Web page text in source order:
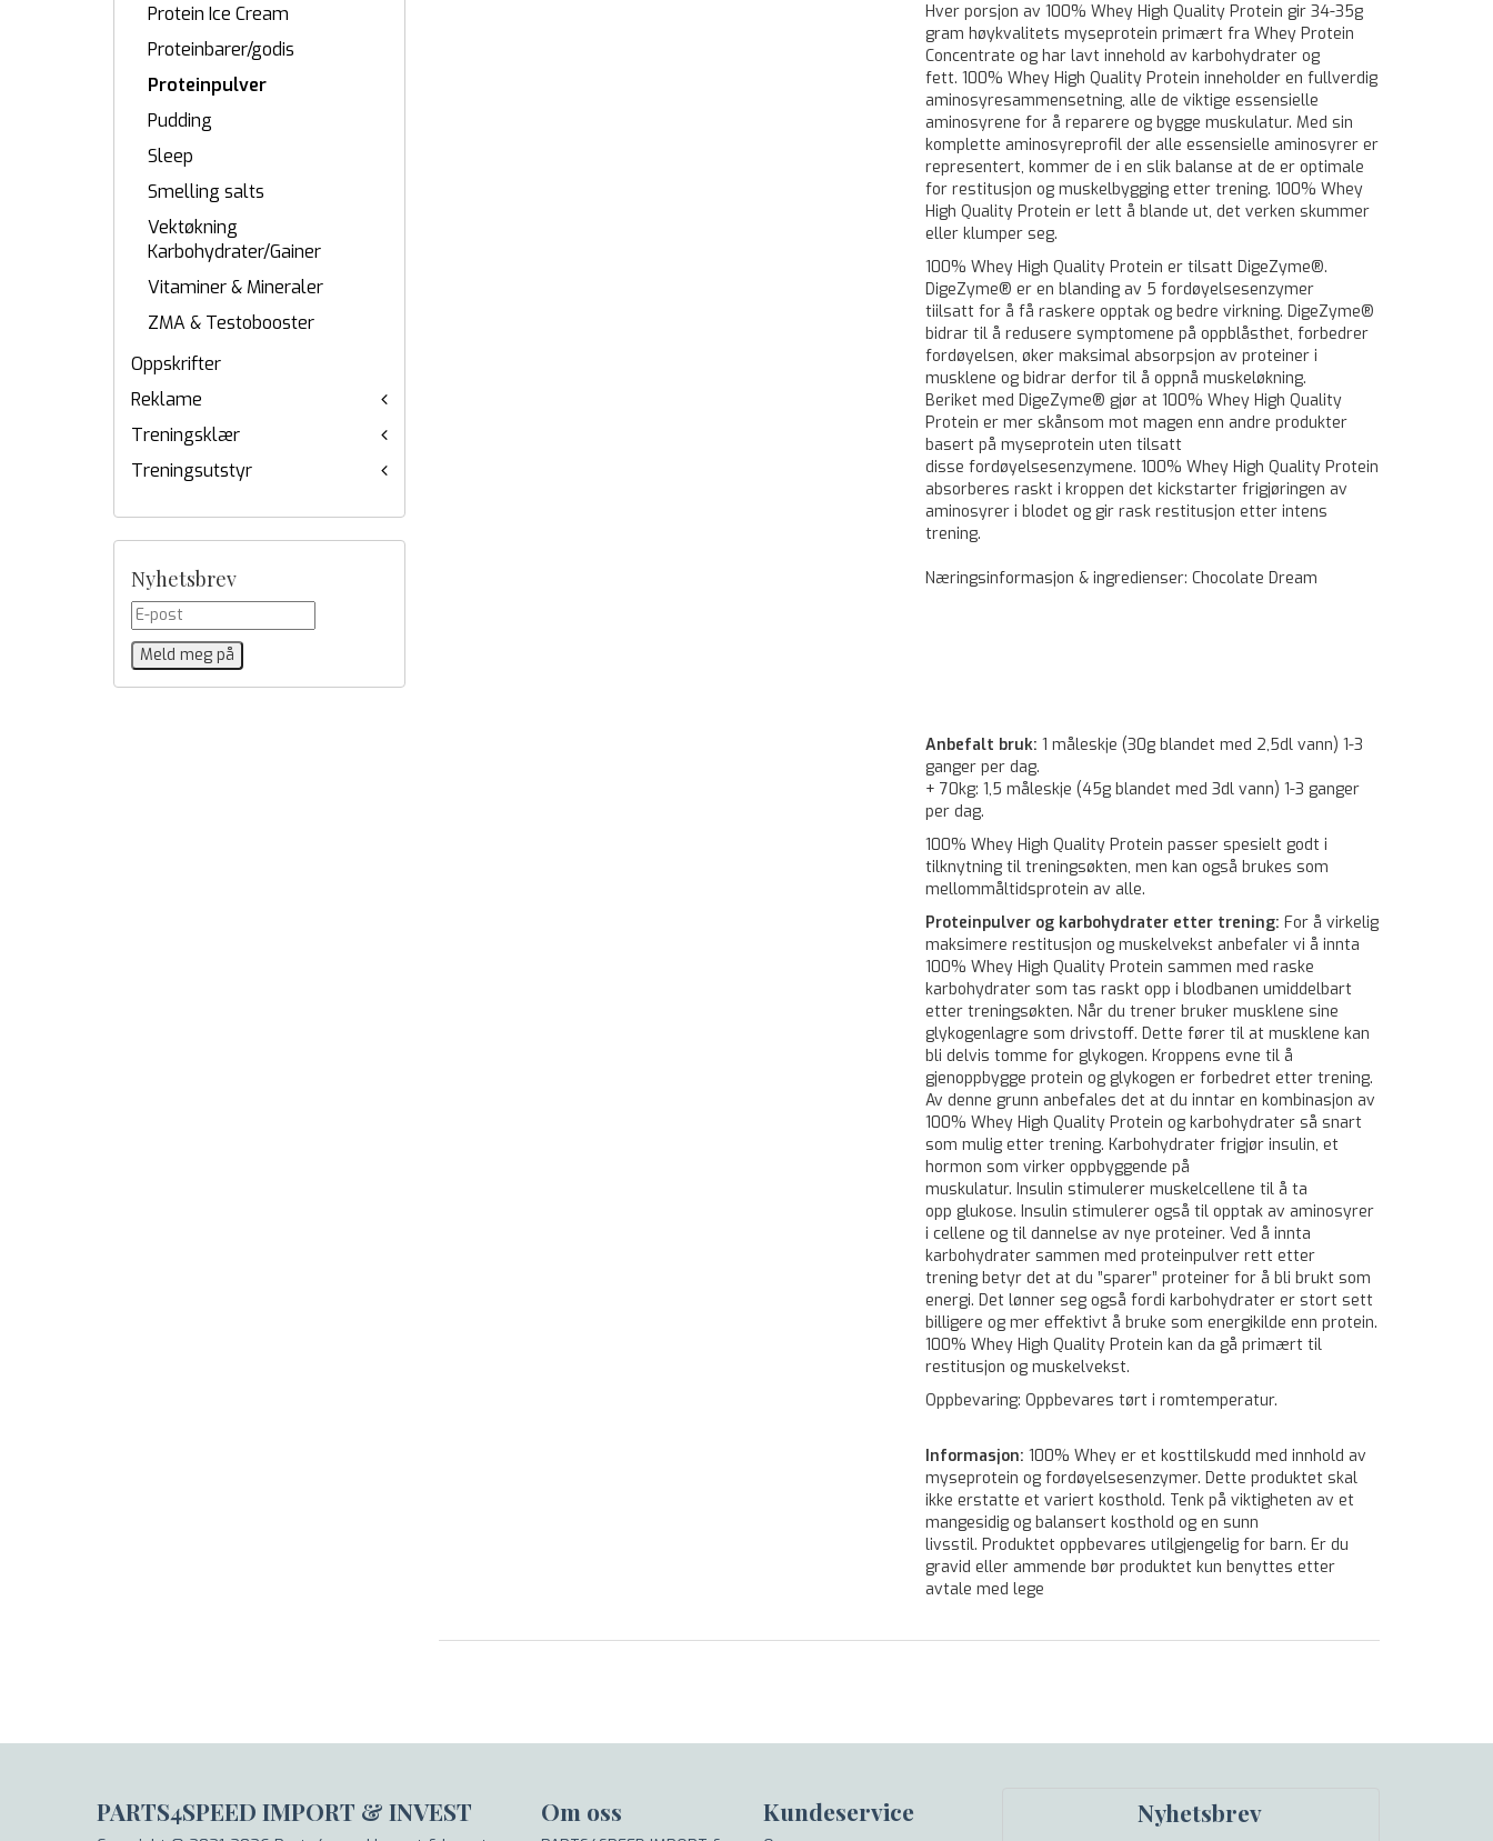
Protein Ice Cream
Proteinbarer/godis
Proteinpulver
Pudding
Sleep
Smelling salts
Vektøkning
Karbohydrater/Gainer
Vitaminer & Mineraler
ZMA & Testobooster
Oppskrifter
Reklame
Treningsklær
Treningsutstyr
Nyhetsbrev
Hver porsjon av 100% Whey High Quality Protein gir 34-35g
gram høykvalitets myseprotein primært fra Whey Protein
Concentrate og har lavt innehold av karbohydrater og
fett. 100% Whey High Quality Protein inneholder en fullverdig
aminosyresammensetning, alle de viktige essensielle
aminosyrene for å reparere og bygge muskulatur. Med sin
komplette aminosyreprofil der alle essensielle aminosyrer er
representert, kommer de i en slik balanse at de er optimale
for restitusjon og muskelbygging etter trening. 100% Whey
High Quality Protein er lett å blande ut, det verken skummer
eller klumper seg.
100% Whey High Quality Protein er tilsatt DigeZyme®.
DigeZyme® er en blanding av 5 fordøyelsesenzymer
tiilsatt for å få raskere opptak og bedre virkning. DigeZyme®
bidrar til å redusere symptomene på oppblåsthet, forbedrer
fordøyelsen, øker maksimal absorpsjon av proteiner i
musklene og bidrar derfor til å oppnå muskeløkning.
Beriket med DigeZyme® gjør at 100% Whey High Quality
Protein er mer skånsom mot magen enn andre produkter
basert på myseprotein uten tilsatt
disse fordøyelsesenzymene. 100% Whey High Quality Protein
absorberes raskt i kroppen det kickstarter frigjøringen av
aminosyrer i blodet og gir rask restitusjon etter intens
trening.
Næringsinformasjon & ingredienser: Chocolate Dream
Anbefalt bruk: 1 måleskje (30g blandet med 2,5dl vann) 1-3
ganger per dag.
+ 70kg: 1,5 måleskje (45g blandet med 3dl vann) 1-3 ganger
per dag.
100% Whey High Quality Protein passer spesielt godt i
tilknytning til treningsøkten, men kan også brukes som
mellommåltidsprotein av alle.
Proteinpulver og karbohydrater etter trening: For å virkelig
maksimere restitusjon og muskelvekst anbefaler vi å innta
100% Whey High Quality Protein sammen med raske
karbohydrater som tas raskt opp i blodbanen umiddelbart
etter treningsøkten. Når du trener bruker musklene sine
glykogenlagre som drivstoff. Dette fører til at musklene kan
bli delvis tomme for glykogen. Kroppens evne til å
gjenoppbygge protein og glykogen er forbedret etter trening.
Av denne grunn anbefales det at du inntar en kombinasjon av
100% Whey High Quality Protein og karbohydrater så snart
som mulig etter trening. Karbohydrater frigjør insulin, et
hormon som virker oppbyggende på
muskulatur. Insulin stimulerer muskelcellene til å ta
opp glukose. Insulin stimulerer også til opptak av aminosyrer
i cellene og til dannelse av nye proteiner. Ved å innta
karbohydrater sammen med proteinpulver rett etter
trening betyr det at du ”sparer” proteiner for å bli brukt som
energi. Det lønner seg også fordi karbohydrater er stort sett
billigere og mer effektivt å bruke som energikilde enn protein.
100% Whey High Quality Protein kan da gå primært til
restitusjon og muskelvekst.
Oppbevaring: Oppbevares tørt i romtemperatur.
Informasjon:100% Whey er et kosttilskudd med innhold av
myseprotein og fordøyelsesenzymer. Dette produktet skal
ikke erstatte et variert kosthold. Tenk på viktigheten av et
mangesidig og balansert kosthold og en sunn
livsstil. Produktet oppbevares utilgjengelig for barn. Er du
gravid eller ammende bør produktet kun benyttes etter
avtale med lege
PARTS4SPEED IMPORT & INVEST Om oss Kundeservice Nyhetsbrev